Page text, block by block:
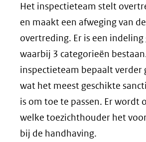
Het inspectieteam stelt
en maakt een afweging van
overtreding. Er is een
waarbij 3 categorieën
inspectieteam bepaalt verder
wat het meest geschikte
is om toe te passen. Er wordt
welke toezichthouder het
bij de handhaving.